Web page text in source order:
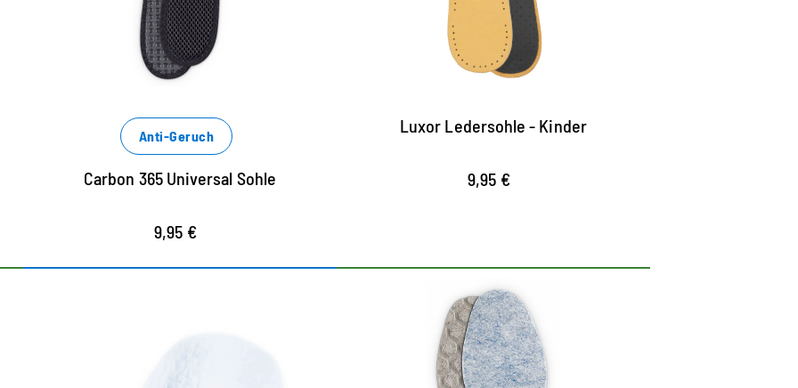
reguliert das Klima im Schuh
entlastet die Gelenke und gibt sicheren
Anti-Geruch
Carbon 365 Universal Sohle
9,95 €
Luxor Ledersohle - Kinder
9,95 €
Für Gummistiefel und